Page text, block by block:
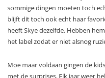
sommige dingen moeten toch
blijft dit toch ook echt haar
heeft Skye dezelfde. Hebben
het label zodat er niet alsnog
Moe maar voldaan gingen de
met de surprises. Elk jaar weer